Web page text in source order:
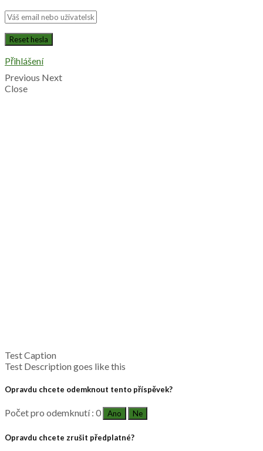
Přihlášení
Previous Next
Close
Test Caption
Test Description goes like this
Opravdu chcete odemknout tento příspěvek?
Počet pro odemknutí : 0 Ano Ne
Opravdu chcete zrušit předplatné?